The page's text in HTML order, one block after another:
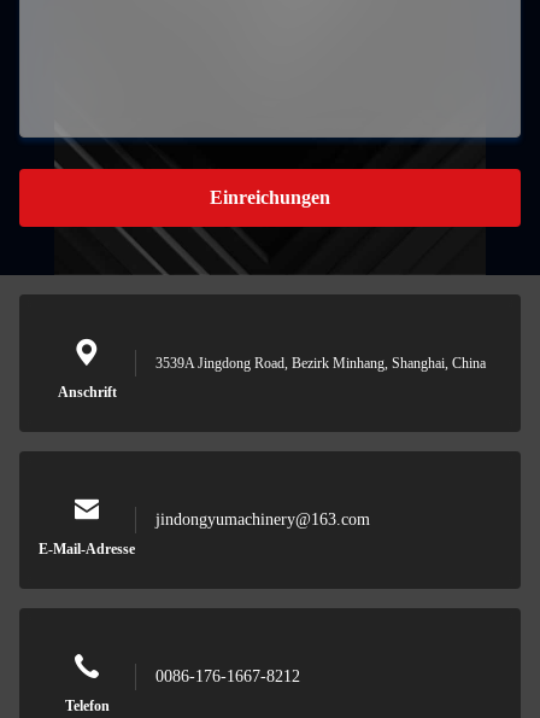
Einreichungen
Anschrift
3539A Jingdong Road, Bezirk Minhang, Shanghai, China
E-Mail-Adresse
jindongyumachinery@163.com
Telefon
0086-176-1667-8212